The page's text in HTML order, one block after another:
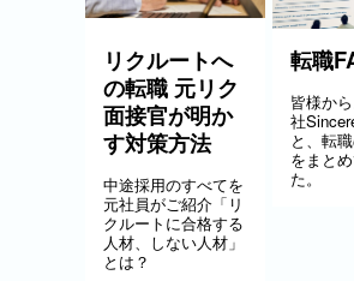
リクルートへ
の転職 元リク
面接官が明か
す対策方法
中途採用のすべてを
元社員がご紹介「リ
クルートに合格する
人材、しない人材」
とは？
転職
皆様か
社
と、転
をまと
た。